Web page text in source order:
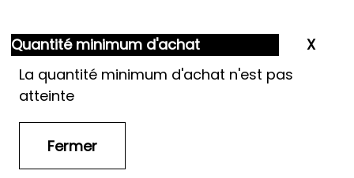
Quantité minimum d'achat
La quantité minimum d'achat n'est pas
atteinte